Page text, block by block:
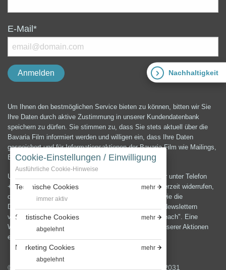
Cookie-Einstellungen / Einwilligung
Ausführliche Cookie-Hinweise
Technische Cookies
mehr
immer aktiv
Statistische Cookies
mehr
abgelehnt
Marketing Cookies
mehr
abgelehnt
Nachhaltigkeit
E-Mail*
Um Ihnen den bestmöglichen Service bieten zu können, bitten wir Sie
Ihre Daten durch aktive Zustimmung in unserer Kundendatenbank
speichern zu dürfen. Sie stimmen zu, dass Sie stets aktuell über die
Bavaria Film informiert werden und willigen ein, dass Ihre Daten
gespeichert und für Informationsaktionen der Bavaria Film wie Mailings,
E-Mails, Newsletter etc. verwendet werden können.
Unter der E-Mail-Adresse presse@bavaria-film.de oder unter Telefon
+49 (0) 89 64 99 3900 können Sie die Einwilligung jederzeit widerrufen,
die Änderung und Löschung Ihrer Daten verlangen sowie die
Datenschutzerklärung anfordern.Zum Versenden von Newslettern
verwenden wir die E-Mail-Marketing Software "Cleverreach". Eine
Weitergabe oder Verwendung Ihrer Daten außerhalb unserer Aktionen
erfolgt nicht.
© 2026 Bavaria Film GmbH, Bavariafilmplatz 7, 82031